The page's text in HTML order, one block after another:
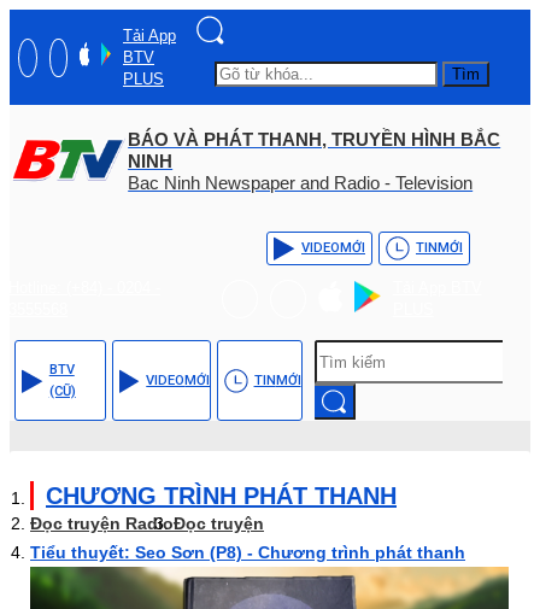
Tải App
BTV
PLUS
Tìm
BÁO VÀ PHÁT THANH, TRUYỀN HÌNH BẮC
NINH
Bac Ninh Newspaper and Radio - Television
VIDEOMỚI TINMỚI
BTV
(CŨ)
VIDEOMỚI TINMỚI
CHƯƠNG TRÌNH PHÁT THANH
Đọc truyện RadioĐọc truyện
Tiểu thuyết: Seo Sơn (P8) - Chương trình phát thanh